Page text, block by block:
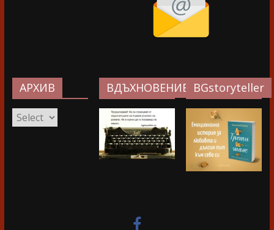
АРХИВ
АРХИВ
ВДЪХНОВЕНИЕ…BGstoryteller